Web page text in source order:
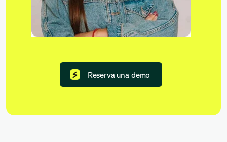
Reserva una demo